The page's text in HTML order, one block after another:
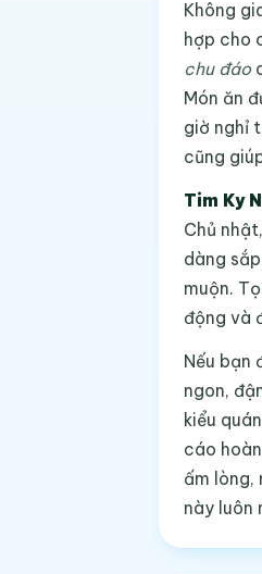
Không
hợp cho
chu đáo
Món ăn
giờ nghỉ
cũng
Tim Ky
Chủ
dàng
muộn.
động và
Nếu bạn
ngon,
kiểu
cáo
ấm lòng,
này luôn